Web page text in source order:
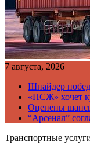
7 августа, 2026
Шнайдер
«ПСЖ» хочет
Оценены
“Арсенал”
Транспортные